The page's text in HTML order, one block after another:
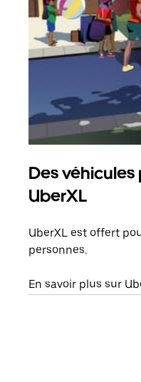
Des véhicules
UberXL
UberXL est offert
personnes.
En savoir plus sur